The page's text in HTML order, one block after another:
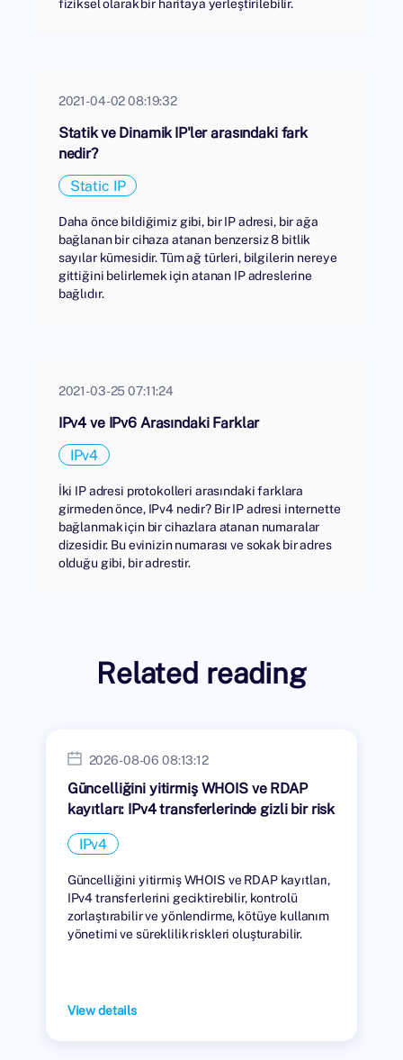
fiziksel olarak bir haritaya yerleştirilebilir.
2021-04-02 08:19:32
Statik ve Dinamik IP'ler arasındaki fark
nedir?
Static IP
Daha önce bildiğimiz gibi, bir IP adresi, bir ağa
bağlanan bir cihaza atanan benzersiz 8 bitlik
sayılar kümesidir. Tüm ağ türleri, bilgilerin nereye
gittiğini belirlemek için atanan IP adreslerine
bağlıdır.
2021-03-25 07:11:24
IPv4 ve IPv6 Arasındaki Farklar
IPv4
İki IP adresi protokolleri arasındaki farklara
girmeden önce, IPv4 nedir? Bir IP adresi internette
bağlanmak için bir cihazlara atanan numaralar
dizesidir. Bu evinizin numarası ve sokak bir adres
olduğu gibi, bir adrestir.
Related reading
2026-08-06 08:13:12
Güncelliğini yitirmiş WHOIS ve RDAP
kayıtları: IPv4 transferlerinde gizli bir risk
IPv4
Güncelliğini yitirmiş WHOIS ve RDAP kayıtları,
IPv4 transferlerini geciktirebilir, kontrolü
zorlaştırabilir ve yönlendirme, kötüye kullanım
yönetimi ve süreklilik riskleri oluşturabilir.
View details